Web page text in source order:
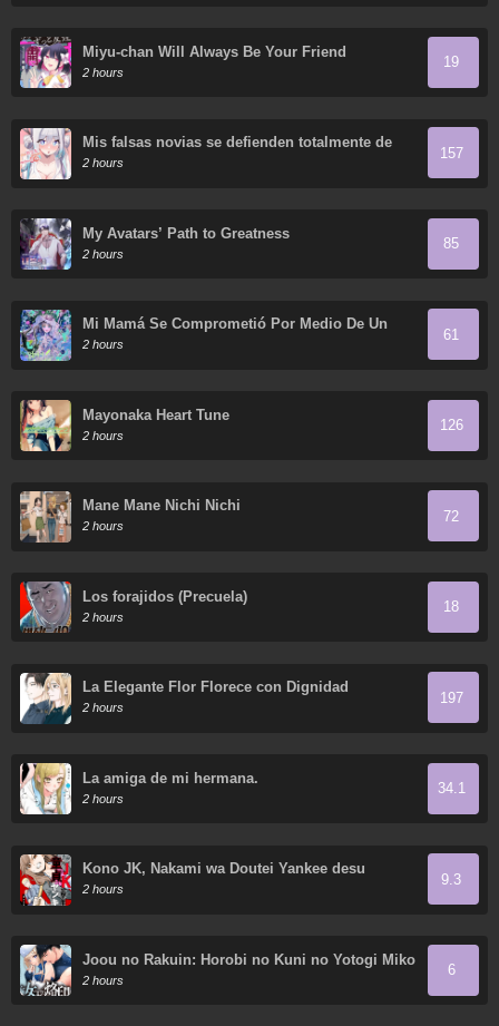
Miyu-chan Will Always Be Your Friend
2 hours
19
Mis falsas novias se defienden totalmente de
sus ataques.
2 hours
157
My Avatars’ Path to Greatness
2 hours
85
Mi Mamá Se Comprometió Por Medio De Un
Acuerdo
2 hours
61
Mayonaka Heart Tune
2 hours
126
Mane Mane Nichi Nichi
2 hours
72
Los forajidos (Precuela)
2 hours
18
La Elegante Flor Florece con Dignidad
2 hours
197
La amiga de mi hermana.
2 hours
34.1
Kono JK, Nakami wa Doutei Yankee desu
2 hours
9.3
Joou no Rakuin: Horobi no Kuni no Yotogi Miko
2 hours
6